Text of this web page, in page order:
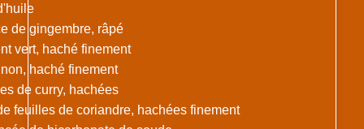
de gingembre, râpé
vert, haché finement
haché finement
de curry, hachées
feuilles de coriandre, hachées finement